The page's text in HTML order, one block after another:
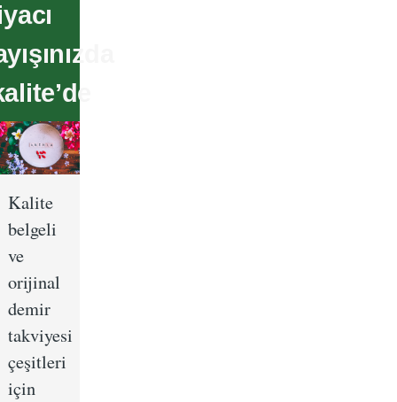
Kalite
belgeli
ve
orijinal
demir
takviyesi
çeşitleri
için